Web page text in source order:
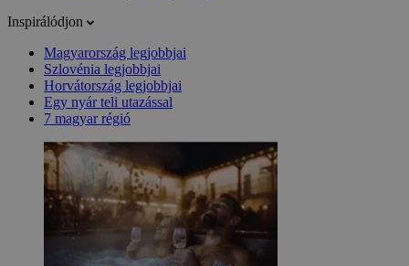
Inspirálódjon
Magyarország legjobbjai
Szlovénia legjobbjai
Horvátország legjobbjai
Egy nyár teli utazással
7 magyar régió